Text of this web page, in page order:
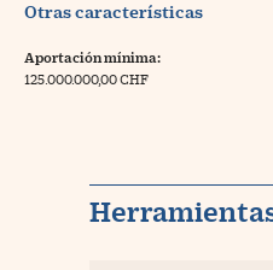
Otras características
Aportación mínima:
125.000.000,00 CHF